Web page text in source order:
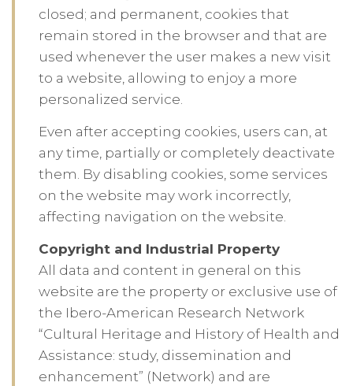
closed; and permanent, cookies that
remain stored in the browser and that are
used whenever the user makes a new visit
to a website, allowing to enjoy a more
personalized service.
Even after accepting cookies, users can, at
any time, partially or completely deactivate
them. By disabling cookies, some services
on the website may work incorrectly,
affecting navigation on the website.
Copyright and Industrial Property
All data and content in general on this
website are the property or exclusive use of
the Ibero-American Research Network
“Cultural Heritage and History of Health and
Assistance: study, dissemination and
enhancement” (Network) and are